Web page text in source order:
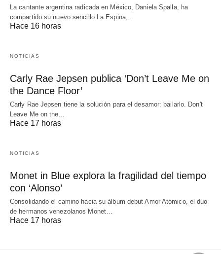
La cantante argentina radicada en México, Daniela Spalla, ha
compartido su nuevo sencillo La Espina,…
Hace 16 horas
NOTICIAS
Carly Rae Jepsen publica ‘Don’t Leave Me on
the Dance Floor’
Carly Rae Jepsen tiene la solución para el desamor: bailarlo. Don't
Leave Me on the…
Hace 17 horas
NOTICIAS
Monet in Blue explora la fragilidad del tiempo
con ‘Alonso’
Consolidando el camino hacia su álbum debut Amor Atómico, el dúo
de hermanos venezolanos Monet…
Hace 17 horas